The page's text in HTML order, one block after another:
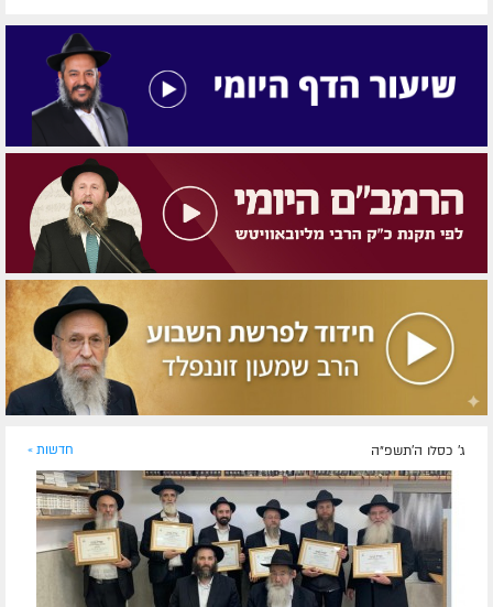
ג' כסלו ה׳תשפ״ה חדשות »